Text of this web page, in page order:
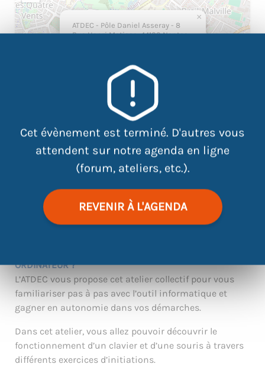
Cet évènement est terminé. D'autres vous
attendent sur notre agenda en ligne
(forum, ateliers, etc.).
REVENIR À L'AGENDA
ATDEC - Pôle Daniel Asseray - 8
Rue Henri Matisse, 44100 Nantes
×
Leaflet |©OpenStreetMapcontributors
ORDINATEUR ?
L’ATDEC vous propose cet atelier collectif pour vous
familiariser pas à pas avec l’outil informatique et
gagner en autonomie dans vos démarches.
Dans cet atelier, vous allez pouvoir découvrir le
fonctionnement d’un clavier et d’une souris à travers
différents exercices d’initiations.